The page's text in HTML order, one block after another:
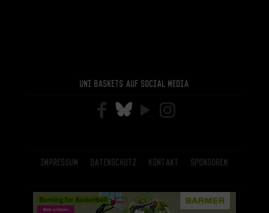
Uni Baskets auf Social Media
Impressum Datenschutz Kontakt Sponsoren